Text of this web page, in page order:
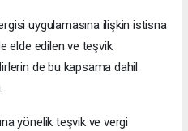
uygulamasına ilişkin istisna
elde edilen ve teşvik
de bu kapsama dahil
yönelik teşvik ve vergi